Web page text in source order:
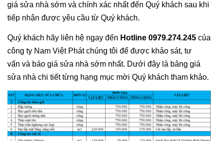
giá sửa nhà sớm và chính xác nhất đến Quý khách sau khi
tiếp nhận được yêu cầu từ Quý khách.
Quý khách hãy liên hệ ngay đến Hotline 0979.274.245 của
công ty Nam Việt Phát chúng tôi để được khảo sát, tư
vấn và báo giá sửa nhà sớm nhất. Dưới đây là bảng giá
sửa nhà chi tiết từng hạng mục mời Quý khách tham khảo.